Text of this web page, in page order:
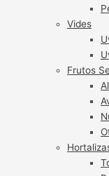
Vides
Frutos